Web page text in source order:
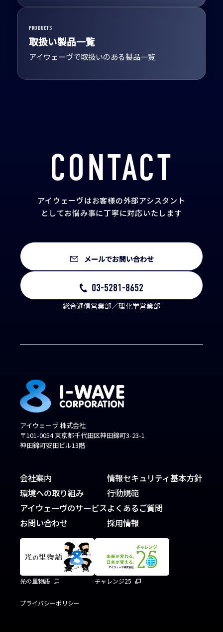
PRODUCTS
取扱い製品一覧
アイウェーヴで取扱いのある製品一覧
CONTACT
アイウェーヴはお客様の外部アシスタント
としてお悩み事に丁寧に対応いたします
メールでお問い合わせ
03-5281-8652
総合通信営業部／理化学営業部
アイウェーヴ 株式会社
〒101-0054 東京都千代田区神田錦町3-23-1
神田錦町安田ビル13階
会社案内
環境への取り組み
アイウェーヴのサービス
お問い合わせ
情報セキュリティ基本方針
行動規範
よくあるご質問
採用情報
光の里物語 チャレンジ25
プライバシーポリシー